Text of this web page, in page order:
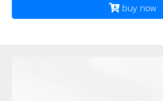
buy now